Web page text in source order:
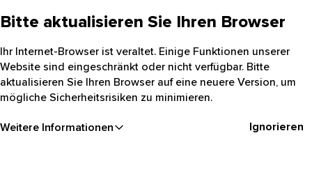
Bitte aktualisieren Sie Ihren Browser
Ihr Internet-Browser ist veraltet. Einige Funktionen unserer
Website sind eingeschränkt oder nicht verfügbar. Bitte
aktualisieren Sie Ihren Browser auf eine neuere Version, um
mögliche Sicherheitsrisiken zu minimieren.
Weitere Informationen Ignorieren